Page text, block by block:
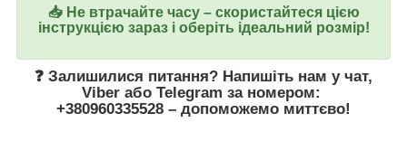
📥 Не втрачайте часу – скористайтеся цією
інструкцією зараз і оберіть ідеальний розмір!
❓ Залишилися питання? Напишіть нам у чат,
Viber або Telegram за номером:
+380960335528 – допоможемо миттєво!